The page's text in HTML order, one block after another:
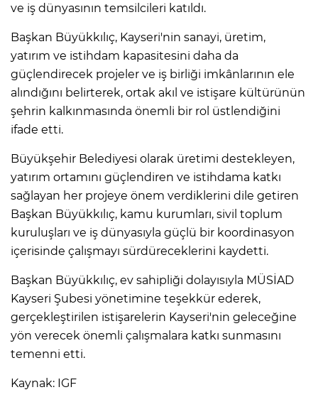
ve iş dünyasının temsilcileri katıldı.
Başkan Büyükkılıç, Kayseri'nin sanayi, üretim,
yatırım ve istihdam kapasitesini daha da
güçlendirecek projeler ve iş birliği imkânlarının ele
alındığını belirterek, ortak akıl ve istişare kültürünün
şehrin kalkınmasında önemli bir rol üstlendiğini
ifade etti.
Büyükşehir Belediyesi olarak üretimi destekleyen,
yatırım ortamını güçlendiren ve istihdama katkı
sağlayan her projeye önem verdiklerini dile getiren
Başkan Büyükkılıç, kamu kurumları, sivil toplum
kuruluşları ve iş dünyasıyla güçlü bir koordinasyon
içerisinde çalışmayı sürdüreceklerini kaydetti.
Başkan Büyükkılıç, ev sahipliği dolayısıyla MÜSİAD
Kayseri Şubesi yönetimine teşekkür ederek,
gerçekleştirilen istişarelerin Kayseri'nin geleceğine
yön verecek önemli çalışmalara katkı sunmasını
temenni etti.
Kaynak: IGF